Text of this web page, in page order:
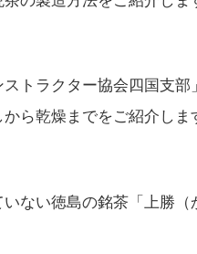
トラクター協会四国支部
ら乾燥までをご紹介しま
ない徳島の銘茶「上勝（